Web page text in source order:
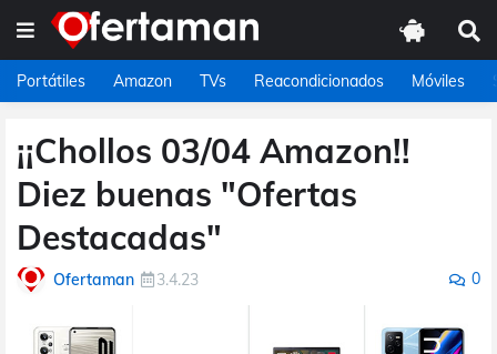
Portátiles Amazon TVs Reacondicionados Móviles
¡¡Chollos 03/04 Amazon!!
Diez buenas "Ofertas
Destacadas"
Ofertaman 3.4.23 0